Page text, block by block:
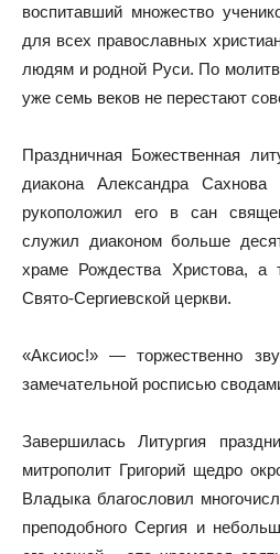
воспитавший множество
для всех православных
людям и родной Руси. По
уже семь веков не перестают
Праздничная Божественная
диакона Александра Сахнова
рукоположил его в сан
служил диаконом больше
храме Рождества Христова, а
Свято-Сергиевской церкви.
«Аксиос!» — торжественно
замечательной росписью
Завершилась Литургия
митрополит Григорий щедро
Владыка благословил
преподобного Сергия и